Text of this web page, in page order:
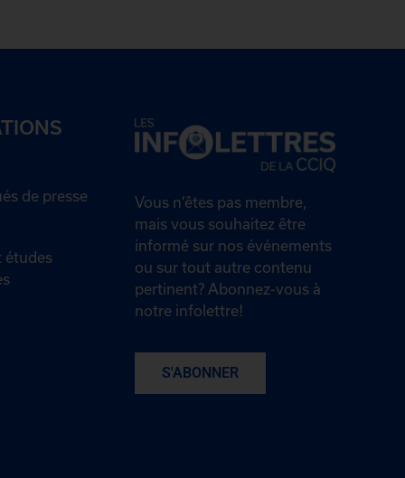
de presse
études
Vous n’êtes pas membre,
mais vous souhaitez être
informé sur nos événements
ou sur tout autre contenu
pertinent? Abonnez-vous à
notre infolettre!
S'ABONNER